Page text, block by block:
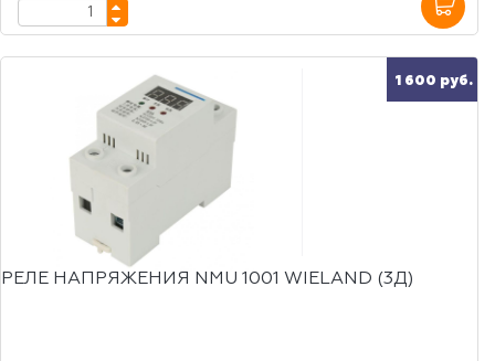
1 600 руб.
РЕЛЕ НАПРЯЖЕНИЯ NMU 1001 WIELAND (3Д)